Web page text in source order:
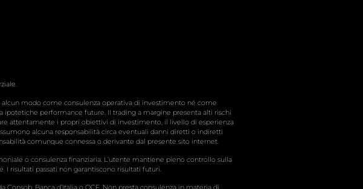
modo come consulenza operativa di investimento né come
ipotetiche performance future. Il trading a margine presenta alti rischi
attentamente i propri obiettivi di investimento, il livello di esperienza
alcuna responsabilità circa eventuali danni diretti o indiretti
comunque connessa o derivante dal presente sito internet.
o consulenza finanziaria. L’utente mantiene pieno controllo sulla
I risultati passati non garantiscono risultati futuri.